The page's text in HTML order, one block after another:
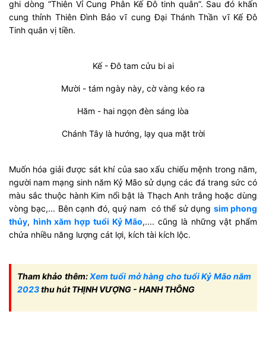
ghi dòng “Thiên Vỉ Cung Phân Kế Đô tinh quân”. Sau đó khấn
cung thỉnh Thiên Đình Bảo vĩ cung Đại Thánh Thần vĩ Kế Đô
Tinh quân vị tiền.
Kế - Đô tam cửu bi ai
Mười - tám ngày này, cờ vàng kéo ra
Hăm - hai ngọn đèn sáng lòa
Chánh Tây là hướng, lạy qua mặt trời
Muốn hóa giải được sát khí của sao xấu chiếu mệnh trong năm,
người nam mạng sinh năm Kỷ Mão sử dụng các đá trang sức có
màu sắc thuộc hành Kim nổi bật là Thạch Anh trắng hoặc dùng
vòng bạc,... Bên cạnh đó, quý nam có thể sử dụng sim phong
thủy, hình xăm hợp tuổi Kỷ Mão,.... cũng là những vật phẩm
chứa nhiều năng lượng cát lợi, kích tài kích lộc.
Tham khảo thêm:Xem tuổi mở hàng cho tuổi Kỷ Mão năm
2023thu hút THỊNH VƯỢNG - HANH THÔNG